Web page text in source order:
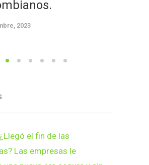
2023
¿Llegó el fin de las
Las empresas le